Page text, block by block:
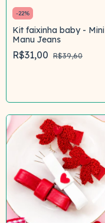
-22%
Kit faixinha baby - Mini
Manu Jeans
R$31,00 R$39,60